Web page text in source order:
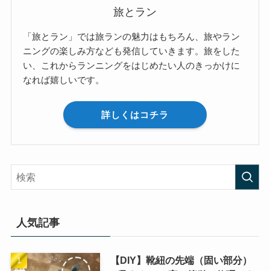
旅とラン
「旅とラン」では旅ランの魅力はもちろん、旅やラン
ニングの楽しみ方なども発信していきます。旅をした
い、これからランニングをはじめたい人のきっかけに
なれば嬉しいです。
詳しくはコチラ
人気記事
【DIY】靴紐の先端（固い部分）